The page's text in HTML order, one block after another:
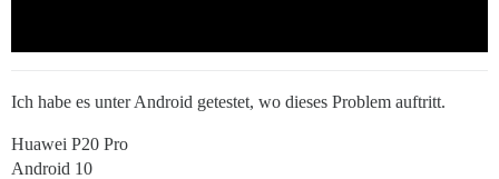
Ich habe es unter Android getestet, wo dieses Problem auftritt.
Huawei P20 Pro
Android 10